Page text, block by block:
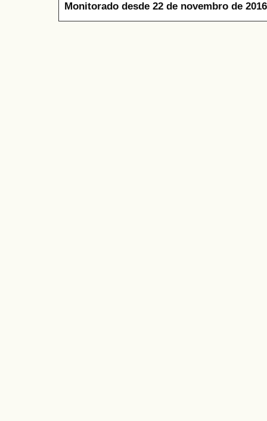
Monitorado desde 22 de novembro de